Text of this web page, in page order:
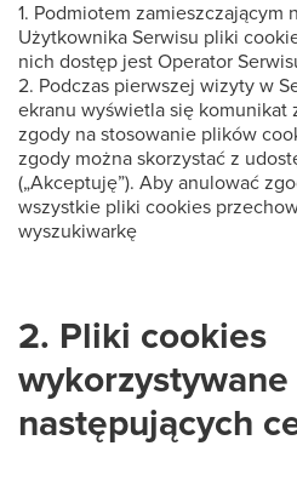
1. Podmiotem zamieszczającym
Użytkownika Serwisu pliki
nich dostęp jest Operator
2. Podczas pierwszej wizyty w
ekranu wyświetla się komunikat
zgody na stosowanie plików
zgody można skorzystać z
(„Akceptuję”). Aby anulować
wszystkie pliki cookies
wyszukiwarkę
2. Pliki cookies
wykorzystywane
następujących